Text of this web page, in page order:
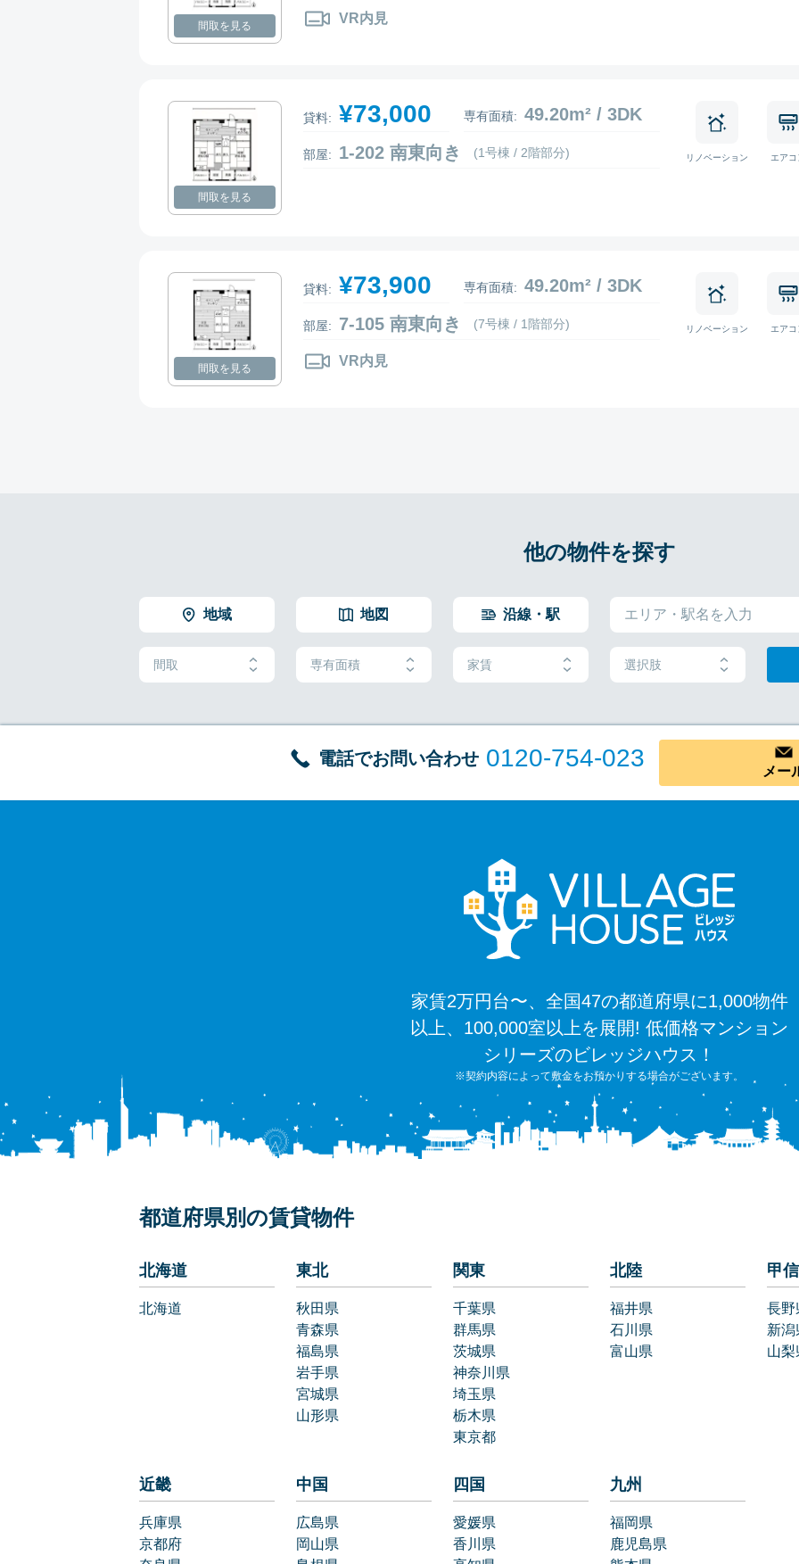
間取を見る VR内見
間取を見る
貸料: ¥73,000 専有面積: 49.20m² / 3DK
部屋: 1-202 南東向き (1号棟 / 2階部分) リノベーション エアコ
間取を見る
貸料: ¥73,900 専有面積: 49.20m² / 3DK
部屋: 7-105 南東向き (7号棟 / 1階部分)
VR内見
リノベーション エアコ
他の物件を探す
地域 地図 沿線・駅
間取 専有面積 家賃 選択肢
電話でお問い合わせ 0120-754-023 メー
家賃2万円台〜、全国47の都道府県に1,000物件
以上、100,000室以上を展開! 低価格マンション
シリーズのビレッジハウス！
※契約内容によって敷金をお預かりする場合がございます。
都道府県別の賃貸物件
北海道
北海道
東北
秋田県
青森県
福島県
岩手県
宮城県
山形県
関東
千葉県
群馬県
茨城県
神奈川県
埼玉県
栃木県
東京都
北陸
福井県
石川県
富山県
甲
長野
新潟
山梨
近畿
兵庫県
京都府
中国
広島県
岡山県
四国
愛媛県
香川県
九州
福岡県
鹿児島県